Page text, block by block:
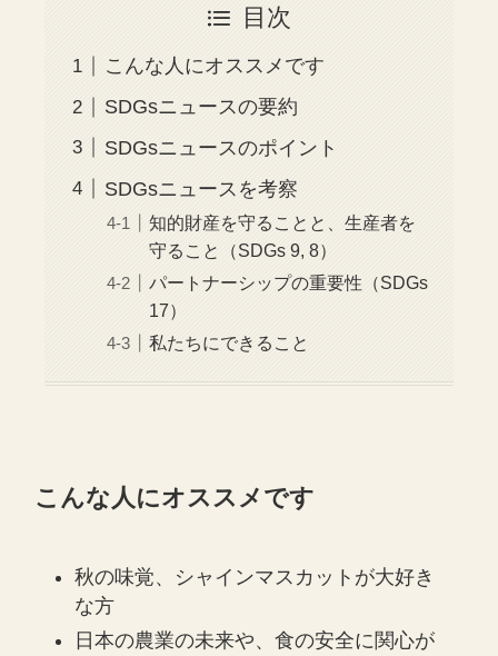
目次
こんな人にオススメです
SDGsニュースの要約
SDGsニュースのポイント
SDGsニュースを考察
知的財産を守ることと、生産者を
守ること（SDGs 9, 8）
パートナーシップの重要性（SDGs
17）
私たちにできること
こんな人にオススメです
秋の味覚、シャインマスカットが大好き
な方
日本の農業の未来や、食の安全に関心が